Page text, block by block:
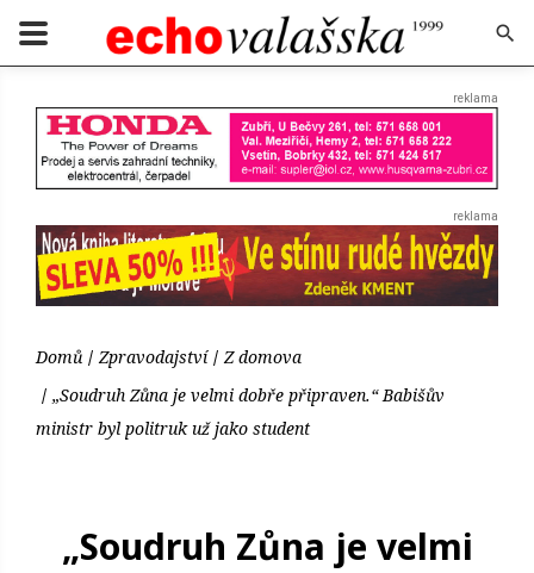
Domů Zpravodajství
Z domova
„Soudruh Zůna je velmi dobře připraven.“ Babišův
ministr byl politruk už jako student
„Soudruh Zůna je velmi